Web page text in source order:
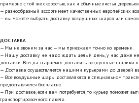
примерно с той же скоростью, как и обычные листья деревьев
— разнообразный ассортимент качественных европейских
— вы можете выбрать доставку воздушных шаров или
ДОСТАВКА
— Мы не звоним за час — мы приезжаем точно ко времени.
— Нашу доставку не надо ждать целый день, у нас даже
доставки. Всегда стараемся доставить воздушные шарики
— Доставка осуществляется нашими курьерами до дверей
— Все воздушные шары доставляются в специальном
предоставляется бесплатно.
— При доставке, если вам потребуется, то курьер поможет
транспортировочного пакета.